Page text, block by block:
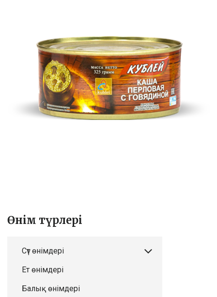
Өнім түрлері
Сүт өнімдері
Ет өнімдері
Балық өнімдері